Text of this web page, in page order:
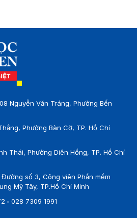
08 Nguyễn Văn Tráng, Phường Bến
Phường Bàn Cờ, TP. Hồ Chí
Thái, Phường Diên Hồng, TP. Hồ Chí
Đường số 3, Công viên Phần mềm
Mỹ Tây, TP.Hồ Chí Minh
-028 7309 1991